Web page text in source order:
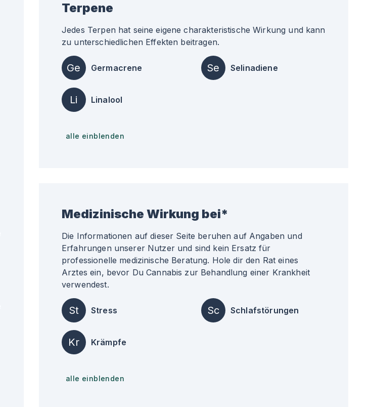
Terpene
Jedes Terpen hat seine eigene charakteristische Wirkung und kann
zu unterschiedlichen Effekten beitragen.
Ge Germacrene Se Selinadiene
Li Linalool
alle einblenden
Medizinische Wirkung bei*
Die Informationen auf dieser Seite beruhen auf Angaben und
Erfahrungen unserer Nutzer und sind kein Ersatz für
professionelle medizinische Beratung. Hole dir den Rat eines
Arztes ein, bevor Du Cannabis zur Behandlung einer Krankheit
verwendest.
St Stress Sc Schlafstörungen
Kr Krämpfe
alle einblenden